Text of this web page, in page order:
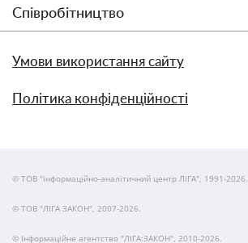
Співробітництво
Умови використання сайту
Політика конфіденційності
© ТОВ "інформаційно-аналітичний центр ЛІГА", 1991-2026.
© ТОВ "ЛІГА ЗАКОН", 2007-2026.
© Інформаційне агентство "ЛІГА:ЗАКОН", 2010-2026.